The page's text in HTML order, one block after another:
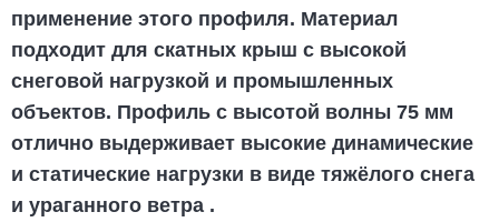
применение этого профиля. Материал
подходит для скатных крыш с высокой
снеговой нагрузкой и промышленных
объектов. Профиль с высотой волны 75 мм
отлично выдерживает высокие динамические
и статические нагрузки в виде тяжёлого снега
и ураганного ветра .